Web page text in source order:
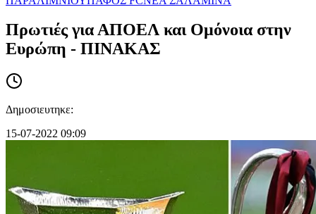
Πρωτιές για ΑΠΟΕΛ και Ομόνοια στην
Ευρώπη - ΠΙΝΑΚΑΣ
Δημοσιευτηκε:
15-07-2022 09:09